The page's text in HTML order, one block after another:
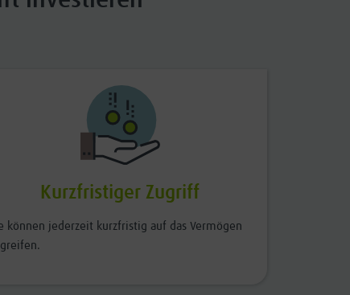
Kurzfristiger Zugriff
können jederzeit kurzfristig auf das Vermögen